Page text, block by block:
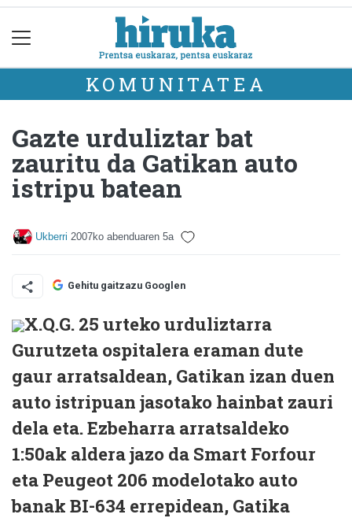
KOMUNITATEA
Gazte urduliztar bat
zauritu da Gatikan auto
istripu batean
Ukberri 2007ko abenduaren 5a
Gehitu gaitzazu Googlen
X.Q.G. 25 urteko urduliztarra
Gurutzeta ospitalera eraman dute
gaur arratsaldean, Gatikan izan duen
auto istripuan jasotako hainbat zauri
dela eta. Ezbeharra arratsaldeko
1:50ak aldera jazo da Smart Forfour
eta Peugeot 206 modelotako auto
banak BI-634 errepidean, Gatika